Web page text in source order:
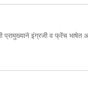
प्रामुख्याने इंग्रजी व फ्रेंच भाषेत